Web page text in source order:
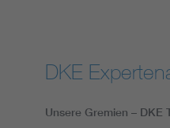
DKE
Unsere Gremien – DKE